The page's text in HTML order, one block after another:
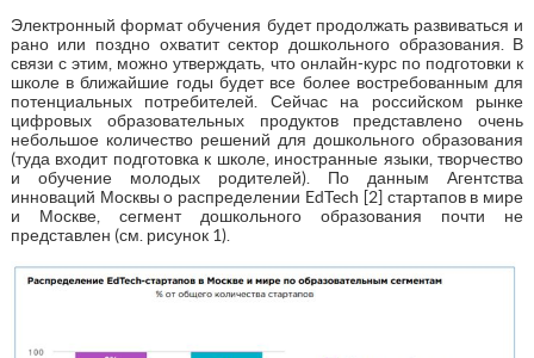
Электронный формат обучения будет продолжать развиваться и
рано или поздно охватит сектор дошкольного образования. В
связи с этим, можно утверждать, что онлайн-курс по подготовки к
школе в ближайшие годы будет все более востребованным для
потенциальных потребителей. Сейчас на российском рынке
цифровых образовательных продуктов представлено очень
небольшое количество решений для дошкольного образования
(туда входит подготовка к школе, иностранные языки, творчество
и обучение молодых родителей). По данным Агентства
инноваций Москвы о распределении EdTech [2] стартапов в мире
и Москве, сегмент дошкольного образования почти не
представлен (см. рисунок 1).